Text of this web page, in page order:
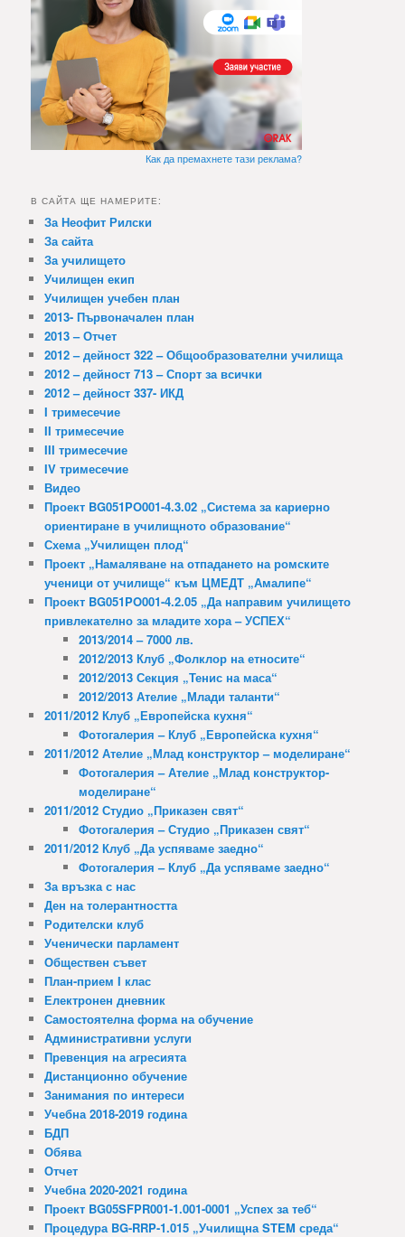
Как да премахнете тази реклама?
В САЙТА ЩЕ НАМЕРИТЕ:
За Неофит Рилски
За сайта
За училището
Училищен екип
Училищен учебен план
2013- Първоначален план
2013 – Отчет
2012 – дейност 322 – Общообразователни училища
2012 – дейност 713 – Спорт за всички
2012 – дейност 337- ИКД
I тримесечие
II тримесечие
III тримесечие
IV тримесечие
Видео
Проект BG051PO001-4.3.02 „Система за кариерно
ориентиране в училищното образование“
Схема „Училищен плод“
Проект „Намаляване на отпадането на ромските
ученици от училище“ към ЦМЕДТ „Амалипе“
Проект BG051PO001-4.2.05 „Да направим училището
привлекателно за младите хора – УСПЕХ“
2013/2014 – 7000 лв.
2012/2013 Клуб „Фолклор на етносите“
2012/2013 Секция „Тенис на маса“
2012/2013 Ателие „Млади таланти“
2011/2012 Клуб „Европейска кухня“
Фотогалерия – Клуб „Европейска кухня“
2011/2012 Ателие „Млад конструктор – моделиране“
Фотогалерия – Ателие „Млад конструктор-
моделиране“
2011/2012 Студио „Приказен свят“
Фотогалерия – Студио „Приказен свят“
2011/2012 Клуб „Да успяваме заедно“
Фотогалерия – Клуб „Да успяваме заедно“
За връзка с нас
Ден на толерантността
Родителски клуб
Ученически парламент
Обществен съвет
План-прием I клас
Електронен дневник
Самостоятелна форма на обучение
Административни услуги
Превенция на агресията
Дистанционно обучение
Занимания по интереси
Учебна 2018-2019 година
БДП
Обява
Отчет
Учебна 2020-2021 година
Проект BG05SFPR001-1.001-0001 „Успех за теб“
Процедура BG-RRP-1.015 „Училищна STEM среда“